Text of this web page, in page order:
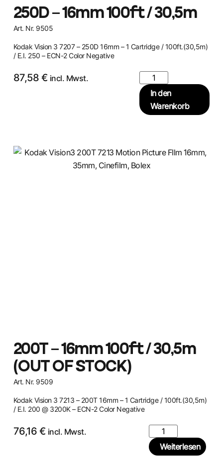
250D – 16mm 100ft / 30,5m
Art. Nr. 9505
Kodak Vision 3 7207 – 250D 16mm – 1 Cartridge / 100ft.(30,5m)
/ E.I. 250 – ECN-2 Color Negative
87,58 € incl. Mwst.
In den
Warenkorb
200T – 16mm 100ft / 30,5m
(OUT OF STOCK)
Art. Nr. 9509
Kodak Vision 3 7213 – 200T 16mm – 1 Cartridge / 100ft.(30,5m)
/ E.I. 200 @ 3200K – ECN-2 Color Negative
76,16 € incl. Mwst.
Weiterlesen